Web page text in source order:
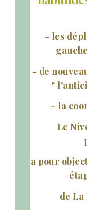
- les
- de
"
- la
Le
a pour
de La